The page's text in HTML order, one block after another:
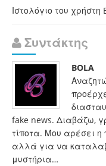
Ιστολόγιο του χρήστη
Συντάκτης
BOLA
fake news. Διαβάζω,
τίποτα. Μου αρέσει η
αλλά για να
μυστήρια…